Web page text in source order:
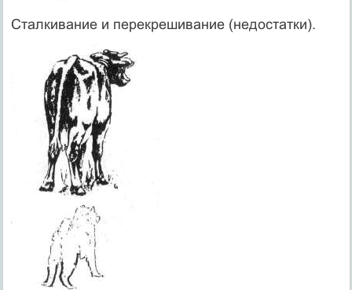
Сталкивание и перекрешивание (недостатки).